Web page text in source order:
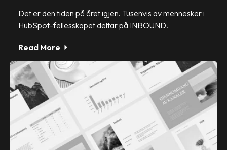
Det er den tiden på året igjen. Tusenvis av mennesker i
HubSpot-fellesskapet deltar på INBOUND.
Read More